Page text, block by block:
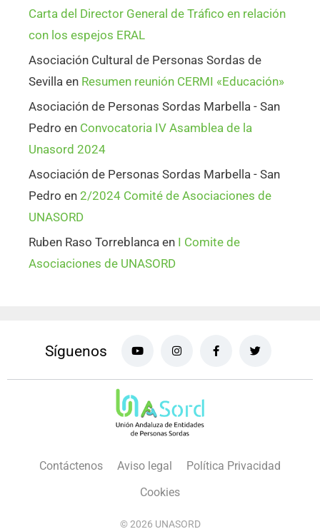
Carta del Director General de Tráfico en relación
con los espejos ERAL
Asociación Cultural de Personas Sordas de
Sevilla en Resumen reunión CERMI «Educación»
Asociación de Personas Sordas Marbella - San
Pedro en Convocatoria IV Asamblea de la
Unasord 2024
Asociación de Personas Sordas Marbella - San
Pedro en 2/2024 Comité de Asociaciones de
UNASORD
Ruben Raso Torreblanca en I Comite de
Asociaciones de UNASORD
Síguenos
Contáctenos Aviso legal
Política Privacidad
Cookies
© 2026 UNASORD